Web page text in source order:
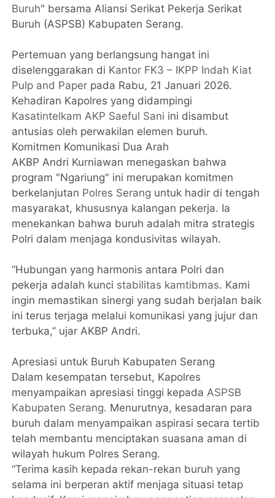
Buruh" bersama Aliansi Serikat Pekerja Serikat
Buruh (ASPSB) Kabupaten Serang.
Pertemuan yang berlangsung hangat ini
diselenggarakan di Kantor FK3 – IKPP Indah Kiat
Pulp and Paper pada Rabu, 21 Januari 2026.
Kehadiran Kapolres yang didampingi
Kasatintelkam AKP Saeful Sani ini disambut
antusias oleh perwakilan elemen buruh.
Komitmen Komunikasi Dua Arah
AKBP Andri Kurniawan menegaskan bahwa
program "Ngariung" ini merupakan komitmen
berkelanjutan Polres Serang untuk hadir di tengah
masyarakat, khususnya kalangan pekerja. Ia
menekankan bahwa buruh adalah mitra strategis
Polri dalam menjaga kondusivitas wilayah.
“Hubungan yang harmonis antara Polri dan
pekerja adalah kunci stabilitas kamtibmas. Kami
ingin memastikan sinergi yang sudah berjalan baik
ini terus terjaga melalui komunikasi yang jujur dan
terbuka,” ujar AKBP Andri.
Apresiasi untuk Buruh Kabupaten Serang
Dalam kesempatan tersebut, Kapolres
menyampaikan apresiasi tinggi kepada ASPSB
Kabupaten Serang. Menurutnya, kesadaran para
buruh dalam menyampaikan aspirasi secara tertib
telah membantu menciptakan suasana aman di
wilayah hukum Polres Serang.
“Terima kasih kepada rekan-rekan buruh yang
selama ini berperan aktif menjaga situasi tetap